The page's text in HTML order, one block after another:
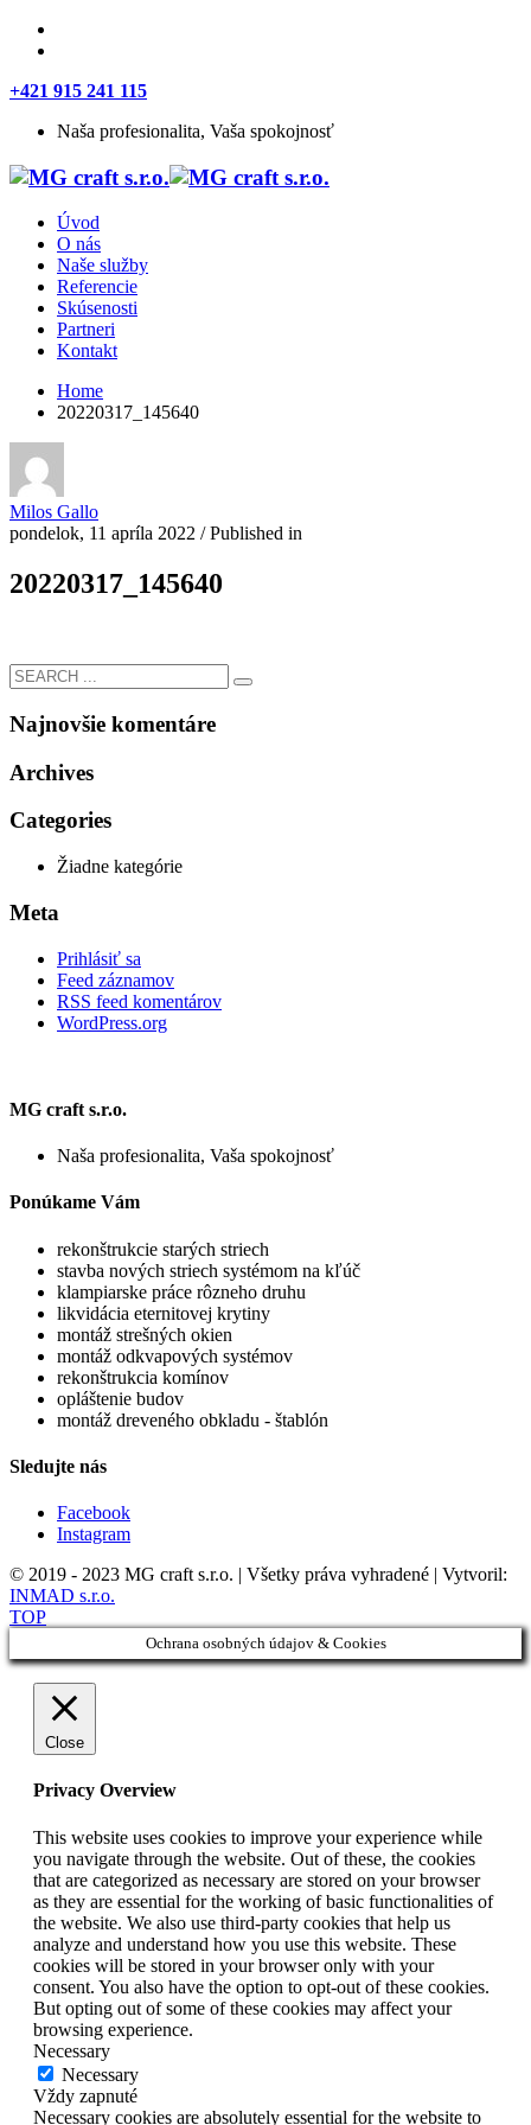
+421 915 241 115
Naša profesionalita, Vaša spokojnosť
Úvod
O nás
Naše služby
Referencie
Skúsenosti
Partneri
Kontakt
Home
20220317_145640
Milos Gallo
pondelok, 11 apríla 2022 /Published in
20220317_145640
Najnovšie komentáre
Archives
Categories
Žiadne kategórie
Meta
Prihlásiť sa
Feed záznamov
RSS feed komentárov
WordPress.org
MG craft s.r.o.
Naša profesionalita, Vaša spokojnosť
Ponúkame Vám
rekonštrukcie starých striech
stavba nových striech systémom na kľúč
klampiarske práce rôzneho druhu
likvidácia eternitovej krytiny
montáž strešných okien
montáž odkvapových systémov
rekonštrukcia komínov
opláštenie budov
montáž dreveného obkladu - štablón
Sledujte nás
Facebook
Instagram
© 2019 - 2023 MG craft s.r.o. | Všetky práva vyhradené | Vytvoril:
INMAD s.r.o.
TOP
Ochrana osobných údajov & Cookies
Close
Privacy Overview
This website uses cookies to improve your experience while
you navigate through the website. Out of these, the cookies
that are categorized as necessary are stored on your browser
as they are essential for the working of basic functionalities of
the website. We also use third-party cookies that help us
analyze and understand how you use this website. These
cookies will be stored in your browser only with your
consent. You also have the option to opt-out of these cookies.
But opting out of some of these cookies may affect your
browsing experience.
Necessary
Necessary
Vždy zapnuté
Necessary cookies are absolutely essential for the website to